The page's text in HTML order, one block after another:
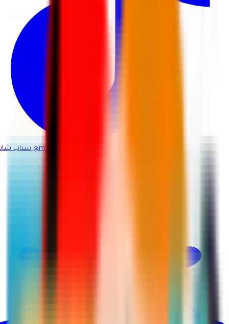
سناب شات @martina_ksa